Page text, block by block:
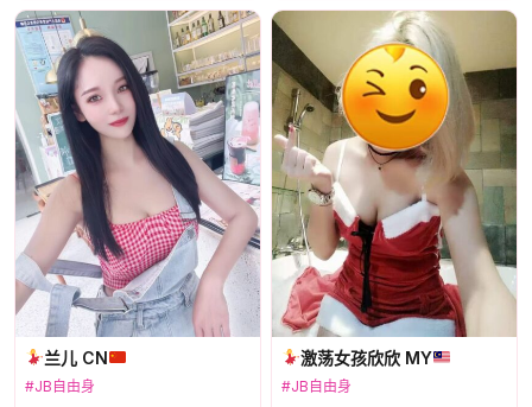
兰儿 CN
#JB自由身
激荡女孩欣欣 MY
#JB自由身